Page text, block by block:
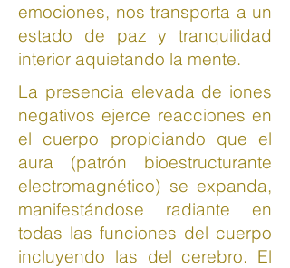
emociones, nos transporta a un
estado de paz y tranquilidad
interior aquietando la mente.
La presencia elevada de iones
negativos ejerce reacciones en
el cuerpo propiciando que el
aura (patrón bioestructurante
electromagnético) se expanda,
manifestándose radiante en
todas las funciones del cuerpo
incluyendo las del cerebro. El